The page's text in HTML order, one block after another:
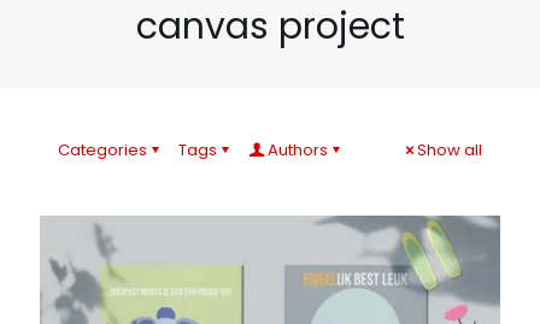
canvas project
Categories Tags Authors Show all